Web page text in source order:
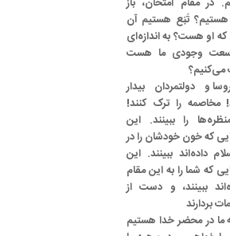
تَبَع هستیم آن
او هست؟ به اندازه‌ای
وجودی ما هست
می‌کنیم؟
و دولتمردان بیدار
مخاصمه‌ را ترک کنند!
را ببینند. این
که خون خودشان را در
داده‌اند ببینند. این
که شما را به این مقام
ببینند، و دست از
بردارند
ما در محضر خدا هستیم